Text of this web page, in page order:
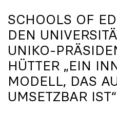
SCHOOLS OF
DEN
UNIKO-
HÜTTER „EIN
MODELL, DAS
UMSETZBAR IST“